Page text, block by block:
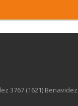
3767 (1621)